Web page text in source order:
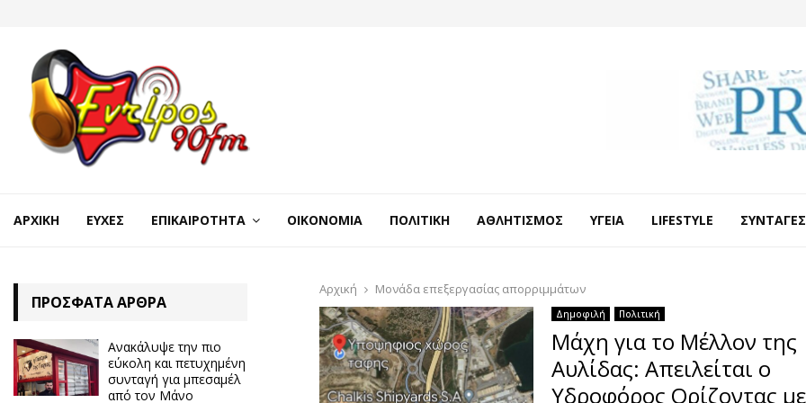
ΑΡΧΙΚΉ ΕΥΧΈΣ ΕΠΙΚΑΙΡΌΤΗΤΑ ΟΙΚΟΝΟΜΊΑ ΠΟΛΙΤΙΚΉ ΑΘΛΗΤΙΣΜΌΣ ΥΓΕΊΑ LIFESTYLE ΣΥΝΤΑΓΈΣ
Αρχική Μονάδα επεξεργασίας απορριμμάτων
Δημοφιλή Πολιτική
Μάχη για το Μέλλον της
Αυλίδας: Απειλείται ο
Υδροφόρος Ορίζοντας με
ΠΡΌΣΦΑΤΑ ΆΡΘΡΑ
Ανακάλυψε την πιο
εύκολη και πετυχημένη
συνταγή για μπεσαμέλ
από τον Μάνο